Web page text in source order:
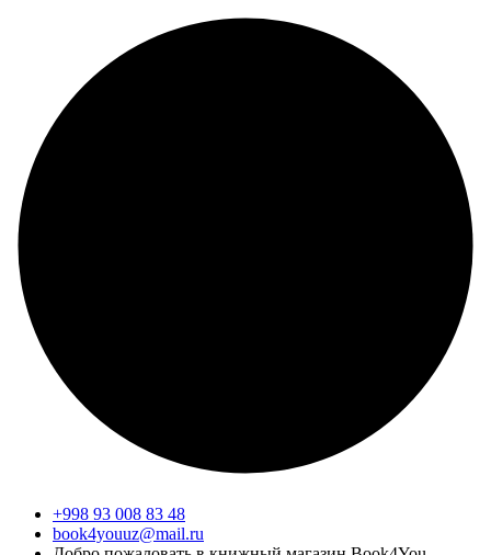
+998 93 008 83 48
book4youuz@mail.ru